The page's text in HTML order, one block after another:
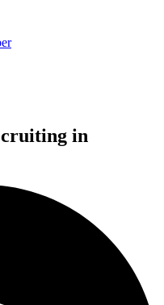
in